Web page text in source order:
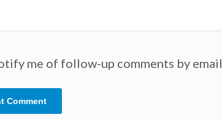
me of follow-up comments by email.